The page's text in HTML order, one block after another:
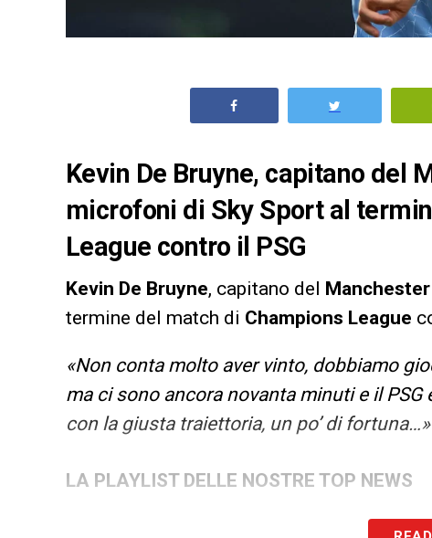
Kevin De Bruyne, capitano del
microfoni di Sky Sport al
League contro il PSG
Kevin De Bruyne, capitano del Manchester
termine del match di Champions League
«Non conta molto aver vinto, dobbiamo
ma ci sono ancora novanta minuti e il
con la giusta traiettoria, un po’ di fortuna…»
LA PLAYLIST DELLE NOSTRE TOP NEWS